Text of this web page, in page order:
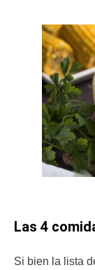
Las 4
Si bien la lista